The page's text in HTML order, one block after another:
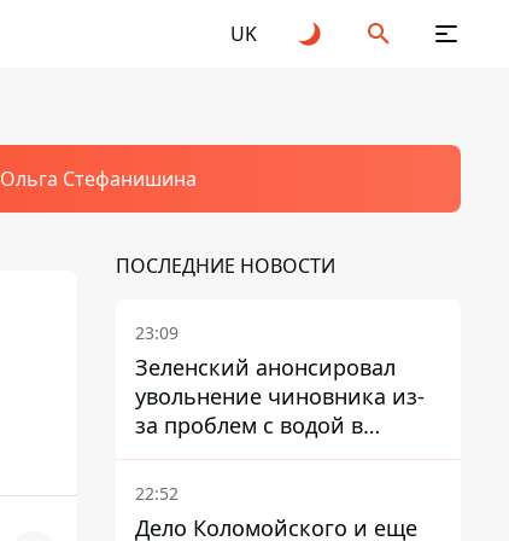
UK
Ольга Стефанишина
ПОСЛЕДНИЕ НОВОСТИ
23:09
Зеленский анонсировал
увольнение чиновника из-
за проблем с водой в
Марганце
22:52
Дело Коломойского и еще